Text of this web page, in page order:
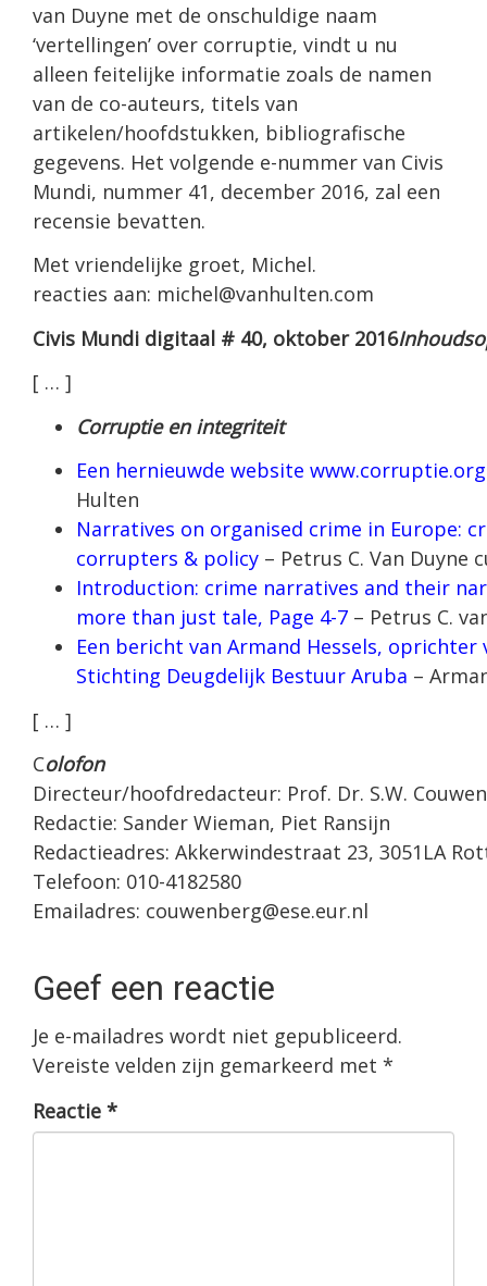
van Duyne met de onschuldige naam
‘vertellingen’ over corruptie, vindt u nu
alleen feitelijke informatie zoals de namen
van de co-auteurs, titels van
artikelen/hoofdstukken, bibliografische
gegevens. Het volgende e-nummer van Civis
Mundi, nummer 41, december 2016, zal een
recensie bevatten.
Met vriendelijke groet, Michel.
reacties aan: michel@vanhulten.com
Civis Mundi digitaal # 40, oktober 2016
[ … ]
Corruptie en integriteit
Een hernieuwde website www.corruptie.org
Hulten
Narratives on organised crime in Europe:
corrupters & policy – Petrus C. Van Duyne
Introduction: crime narratives and their
more than just tale, Page 4-7 – Petrus C.
Een bericht van Armand Hessels, oprichter
Stichting Deugdelijk Bestuur Aruba –
[ … ]
Colofon
Directeur/hoofdredacteur: Prof. Dr. S.W.
Redactie: Sander Wieman, Piet Ransijn
Redactieadres: Akkerwindestraat 23, 3051LA
Telefoon: 010-4182580
Emailadres: couwenberg@ese.eur.nl
Geef een reactie
Je e-mailadres wordt niet gepubliceerd.
Vereiste velden zijn gemarkeerd met *
Reactie *